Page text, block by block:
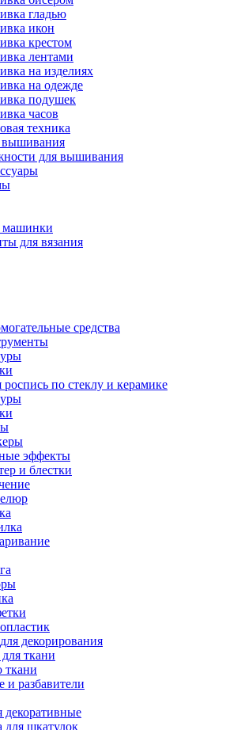
гладью
икон
крестом
лентами
на изделиях
на одежде
подушек
часов
техника
для вышивания
машинки
для вязания
средства
по стеклу и керамике
эффекты
и блестки
декорирования
ткани
ткани
разбавители
шкатулок